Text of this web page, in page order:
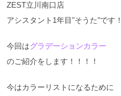
ZEST立川南口店
アシスタント1年目"そうた"です！
今回はグラデーションカラー
のご紹介をします！！！！
今はカラーリストになるために